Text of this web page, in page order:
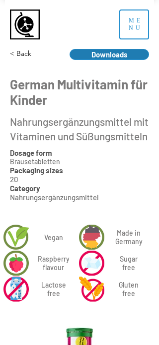
ME
NU
< Back Downloads
German Multivitamin für
Kinder
Nahrungsergänzungsmittel mit
Vitaminen und Süßungsmitteln
Dosage form
Brausetabletten
Packaging sizes
20
Category
Nahrungsergänzungsmittel
Vegan
Made in
Germany
Raspberry
flavour
Sugar
free
Lactose
free
Gluten
free